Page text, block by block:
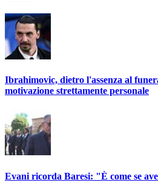
Ibrahimovic, dietro l'assenza al
motivazione strettamente personale
Evani ricorda Baresi: "È come se